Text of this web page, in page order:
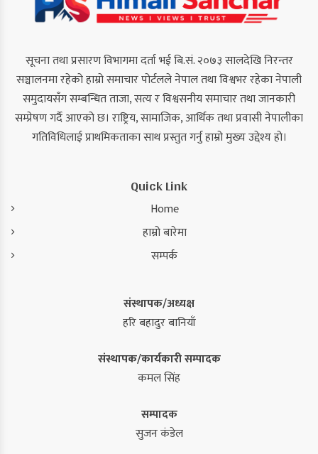
सूचना तथा प्रसारण विभागमा दर्ता भई बि.सं. २०७३ सालदेखि निरन्तर
सञ्चालनमा रहेको हाम्रो समाचार पोर्टलले नेपाल तथा विश्वभर रहेका नेपाली
समुदायसँग सम्बन्धित ताजा, सत्य र विश्वसनीय समाचार तथा जानकारी
सम्प्रेषण गर्दै आएको छ। राष्ट्रिय, सामाजिक, आर्थिक तथा प्रवासी नेपालीका
गतिविधिलाई प्राथमिकताका साथ प्रस्तुत गर्नु हाम्रो मुख्य उद्देश्य हो।
Quick Link
Home
हाम्रो बारेमा
सम्पर्क
संस्थापक/अध्यक्ष
हरि बहादुर बानियाँ
संस्थापक/कार्यकारी सम्पादक
कमल सिंह
सम्पादक
सुजन कंडेल